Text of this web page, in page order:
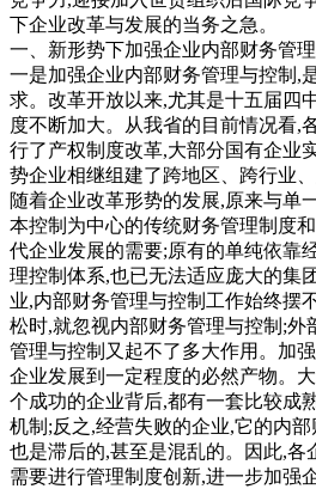
下企业改革与发展的当务之急。
一、新形势下加强企业内部财务管
一是加强企业内部财务管理与控制,
求。改革开放以来,尤其是十五届四
度不断加大。从我省的目前情况看,
行了产权制度改革,大部分国有企业
势企业相继组建了跨地区、跨行业
随着企业改革形势的发展,原来与单
本控制为中心的传统财务管理制度
代企业发展的需要;原有的单纯依靠
理控制体系,也已无法适应庞大的集
业,内部财务管理与控制工作始终摆
松时,就忽视内部财务管理与控制;外
管理与控制又起不了多大作用。加
企业发展到一定程度的必然产物。
个成功的企业背后,都有一套比较成
机制;反之,经营失败的企业,它的内
也是滞后的,甚至是混乱的。因此,各
需要进行管理制度创新,进一步加强